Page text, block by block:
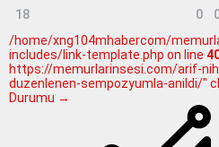
18 0
/home/xng104mhabercom/
includes/link-template.php on line
https://memurlarinsesi.com/arif-
duzenlenen-sempozyumla-anildi/"
Durumu →